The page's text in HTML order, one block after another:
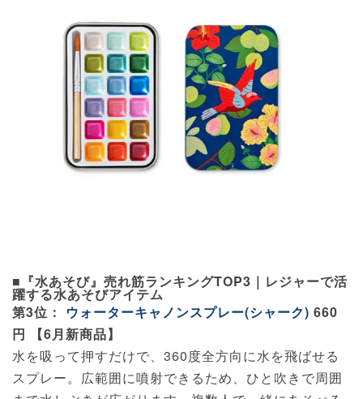
■『水あそび』売れ筋ランキングTOP3｜レジャーで活
躍する水あそびアイテム
第3位： ウォーターキャノンスプレー(シャーク) 660
円 【6月新商品】
水を吸って押すだけで、360度全方向に水を飛ばせる
スプレー。広範囲に噴射できるため、ひと吹きで周囲